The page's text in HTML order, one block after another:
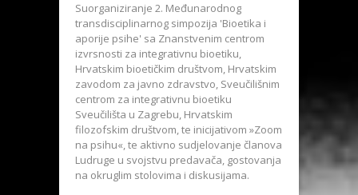
Suorganiziranje 2. Međunarodnog
transdisciplinarnog simpozija 'Bioetika i
aporije psihe' sa Znanstvenim centrom
izvrsnosti za integrativnu bioetiku,
Hrvatskim bioetičkim društvom, Hrvatskim
zavodom za javno zdravstvo, Sveučilišnim
centrom za integrativnu bioetiku
Sveučilišta u Zagrebu, Hrvatskim
filozofskim društvom, te inicijativom »Zoom
na psihu«, te aktivno sudjelovanje članova
Ludruge u svojstvu predavača, gostovanja
na okruglim stolovima i diskusijama.